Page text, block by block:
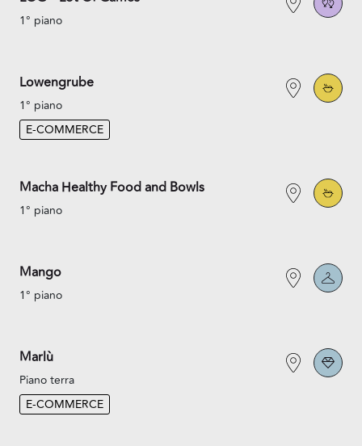
1° piano
Lowengrube
1° piano
E-COMMERCE
Macha Healthy Food and Bowls
1° piano
Mango
1° piano
Marlù
Piano terra
E-COMMERCE